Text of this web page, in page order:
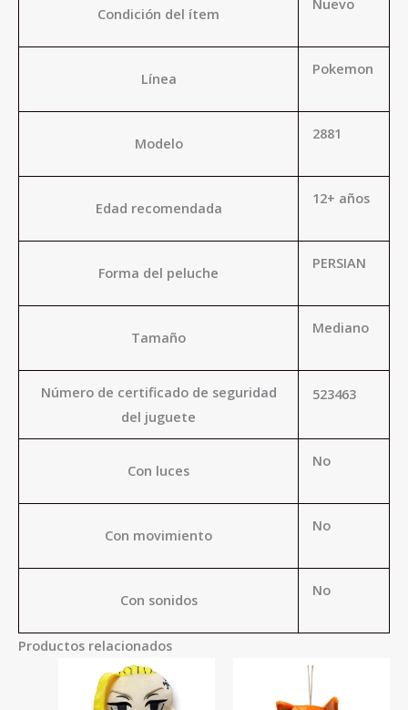
Condición del ítem
Línea
Pokemon
Modelo
2881
Edad recomendada
12+ años
Forma del peluche
PERSIAN
Tamaño
Mediano
Número de certificado de seguridad
del juguete
523463
Con luces
No
Con movimiento
No
Con sonidos
No
Productos relacionados